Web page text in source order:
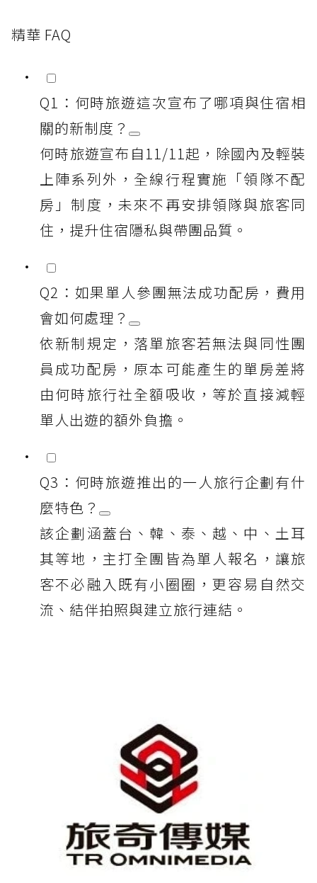
精華 FAQ
Q1：何時旅遊這次宣布了哪項與住宿相
關的新制度？
何時旅遊宣布自11/11起，除國內及輕裝
上陣系列外，全線行程實施「領隊不配
房」制度，未來不再安排領隊與旅客同
住，提升住宿隱私與帶團品質。
Q2：如果單人參團無法成功配房，費用
會如何處理？
依新制規定，落單旅客若無法與同性團
員成功配房，原本可能產生的單房差將
由何時旅行社全額吸收，等於直接減輕
單人出遊的額外負擔。
Q3：何時旅遊推出的一人旅行企劃有什
麼特色？
該企劃涵蓋台、韓、泰、越、中、土耳
其等地，主打全團皆為單人報名，讓旅
客不必融入既有小圈圈，更容易自然交
流、結伴拍照與建立旅行連結。